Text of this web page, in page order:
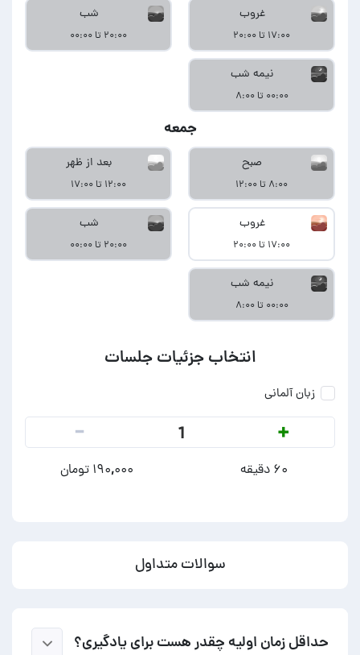
غروب
۱۷:۰۰ تا ۲۰:۰۰
شب
۲۰:۰۰ تا ۰۰:۰۰
نیمه شب
۰۰:۰۰ تا ۸:۰۰
جمعه
صبح
۸:۰۰ تا ۱۲:۰۰
بعد از ظهر
۱۲:۰۰ تا ۱۷:۰۰
غروب
۱۷:۰۰ تا ۲۰:۰۰
شب
۲۰:۰۰ تا ۰۰:۰۰
نیمه شب
۰۰:۰۰ تا ۸:۰۰
انتخاب جزئیات جلسات
زبان آلمانی
+
1
-
۶۰ دقیقه ۱۹۰,۰۰۰ تومان
سوالات متداول
حداقل زمان اولیه چقدر هست برای یادگیری؟